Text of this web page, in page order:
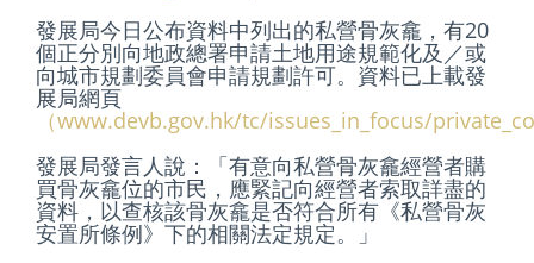
發展局今日公布資料中列出的私營骨灰龕，有20
個正分別向地政總署申請土地用途規範化及／或
向城市規劃委員會申請規劃許可。資料已上載發
展局網頁
（www.devb.gov.hk/tc/issues_in_focus/
發展局發言人說：「有意向私營骨灰龕經營者購
買骨灰龕位的市民，應緊記向經營者索取詳盡的
資料，以查核該骨灰龕是否符合所有《私營骨灰
安置所條例》下的相關法定規定。」